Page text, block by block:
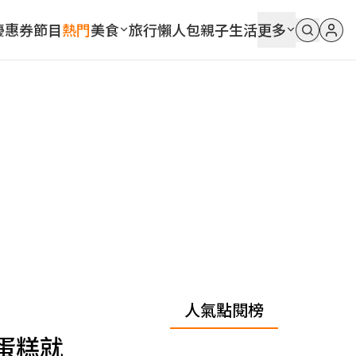
惠券節目熱門美食 旅行懶人包親子生活更多
糕就
人氣點閱榜